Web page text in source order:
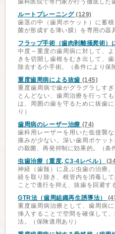
歯科医院で専門家が行う徹底した
ルートプレーニング(129)
歯茎の中（歯周ポケット）に蓄
菌が形成する薄い膜）を専用の器
フラップ手術（歯肉剥離掻爬術）
中度～重度の歯周病に対して、
きを切開し歯根をむき出して、
除去する小手術。（条件により保
重度歯周病による抜歯 (145)
重度歯周病で歯がグラグラしす
とんどない、歯周治療を行って
は、周囲の歯を守るために抜歯
り）
歯周病のレーザー治療 (74)
歯科用レーザーを用いた低侵襲
痛みが少ない。深い歯周ポケッ
の殺菌、再発抑制に効果的。（条
虫歯治療（重度, C3-4レベル）
神経（歯髄）に及ぶ虫歯の治療
経を取り除き、根管内を消毒し
ことで進行を抑え、抜歯を回避す
GTR法（歯周組織再生誘導法）
重度歯周病治療として、歯周病
挿入することで空間を確保して
法。（保険適用あり）